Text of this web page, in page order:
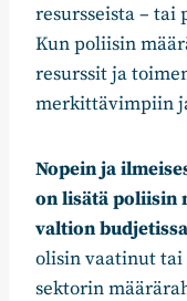
resursseista –
Kun poliisin
resurssit ja
merkittävimpiin
Nopein ja
on lisätä poliisin
valtion
olisin vaatinut
sektorin